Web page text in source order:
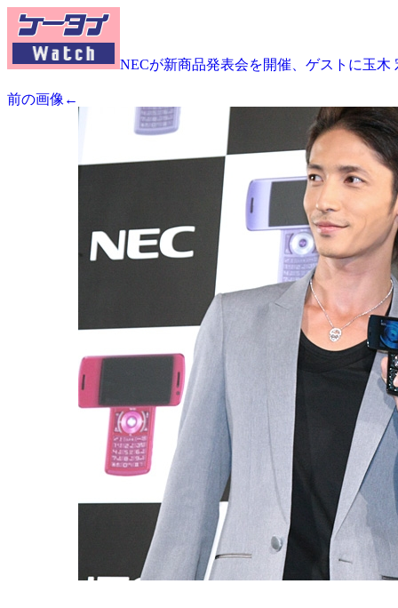
NECが新商品発表会を開催、ゲストに玉木
前の画像←